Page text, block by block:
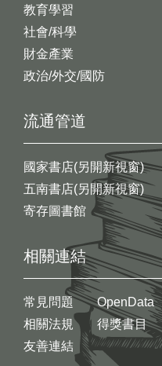
教育學習
社會/科學
財金產業
政治/外交/國防
流通管道
國家書店(另開新視窗)
五南書店(另開新視窗)
寄存圖書館
相關連結
常見問題
相關法規
友善連結
OpenData
得獎書目